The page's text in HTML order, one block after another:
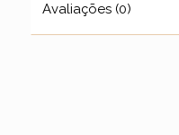
Avaliações (0)